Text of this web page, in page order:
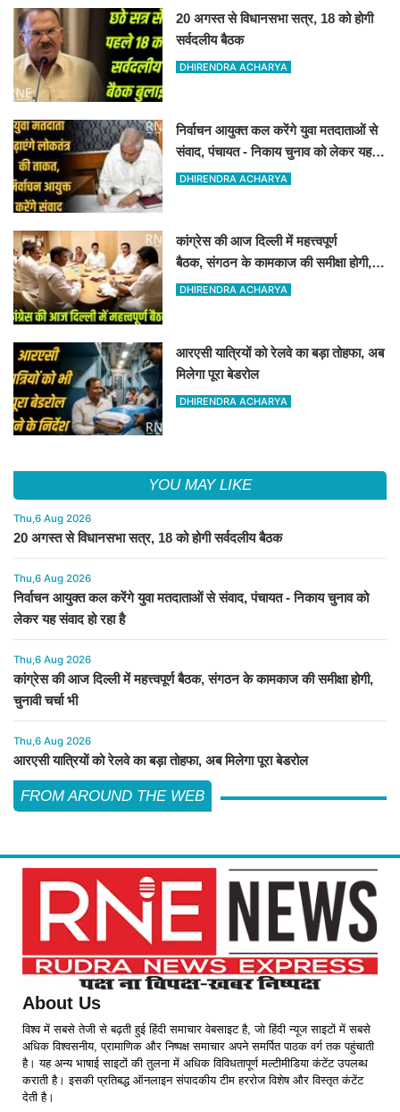
20 अगस्त से विधानसभा सत्र, 18 को होगी
सर्वदलीय बैठक
DHIRENDRA ACHARYA
निर्वाचन आयुक्त कल करेंगे युवा मतदाताओं से
संवाद, पंचायत - निकाय चुनाव को लेकर यह
संवाद हो रहा है
DHIRENDRA ACHARYA
कांग्रेस की आज दिल्ली में महत्त्वपूर्ण
बैठक, संगठन के कामकाज की समीक्षा होगी,
चुनावी चर्चा भी
DHIRENDRA ACHARYA
आरएसी यात्रियों को रेलवे का बड़ा तोहफा, अब
मिलेगा पूरा बेडरोल
DHIRENDRA ACHARYA
YOU MAY LIKE
Thu,6 Aug 2026
20 अगस्त से विधानसभा सत्र, 18 को होगी सर्वदलीय बैठक
Thu,6 Aug 2026
निर्वाचन आयुक्त कल करेंगे युवा मतदाताओं से संवाद, पंचायत - निकाय चुनाव को
लेकर यह संवाद हो रहा है
Thu,6 Aug 2026
कांग्रेस की आज दिल्ली में महत्त्वपूर्ण बैठक, संगठन के कामकाज की समीक्षा होगी,
चुनावी चर्चा भी
Thu,6 Aug 2026
आरएसी यात्रियों को रेलवे का बड़ा तोहफा, अब मिलेगा पूरा बेडरोल
FROM AROUND THE WEB
About Us
विश्व में सबसे तेजी से बढ़ती हुई हिंदी समाचार वेबसाइट है, जो हिंदी न्यूज साइटों में सबसे
अधिक विश्वसनीय, प्रामाणिक और निष्पक्ष समाचार अपने समर्पित पाठक वर्ग तक पहुंचाती
है। यह अन्य भाषाई साइटों की तुलना में अधिक विविधतापूर्ण मल्टीमीडिया कंटेंट उपलब्ध
कराती है। इसकी प्रतिबद्ध ऑनलाइन संपादकीय टीम हररोज विशेष और विस्तृत कंटेंट
देती है।